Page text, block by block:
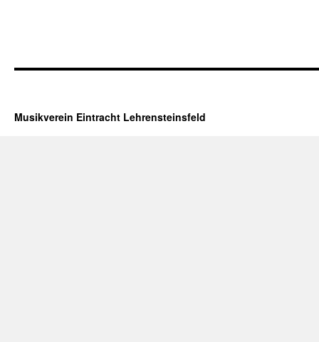
Musikverein Eintracht Lehrensteinsfeld